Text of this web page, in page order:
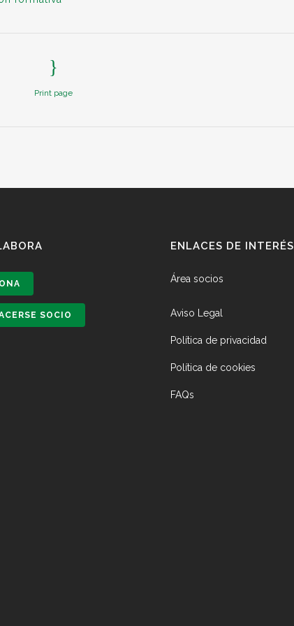
Print page
SOCIO
ENLACES DE INTERÉS
Área socios
Aviso Legal
Política de privacidad
Política de cookies
FAQs